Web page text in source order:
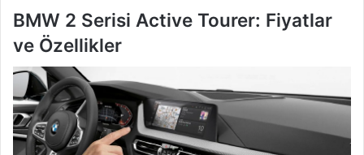
BMW 2 Serisi Active Tourer: Fiyatlar
ve Özellikler